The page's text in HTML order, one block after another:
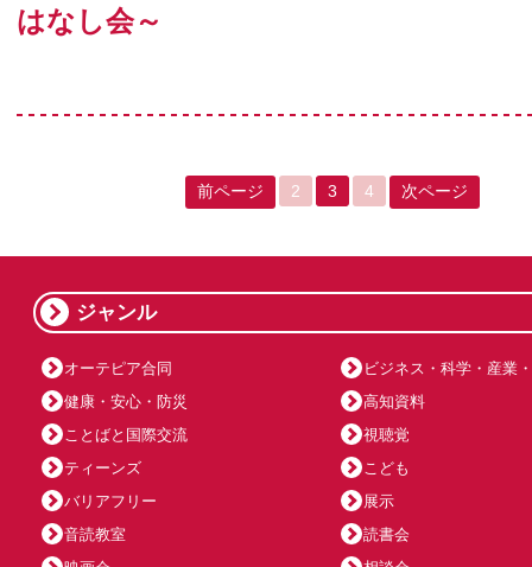
はなし会～
前ページ 2 3 4 次ページ
ジャンル
オーテピア合同
ビジネス・科学・産業
健康・安心・防災
高知資料
ことばと国際交流
視聴覚
ティーンズ
こども
バリアフリー
展示
音読教室
読書会